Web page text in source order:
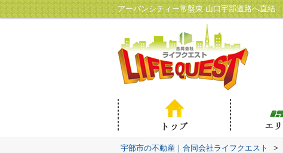
宇部市の不動産｜合同会社ライフクエスト >